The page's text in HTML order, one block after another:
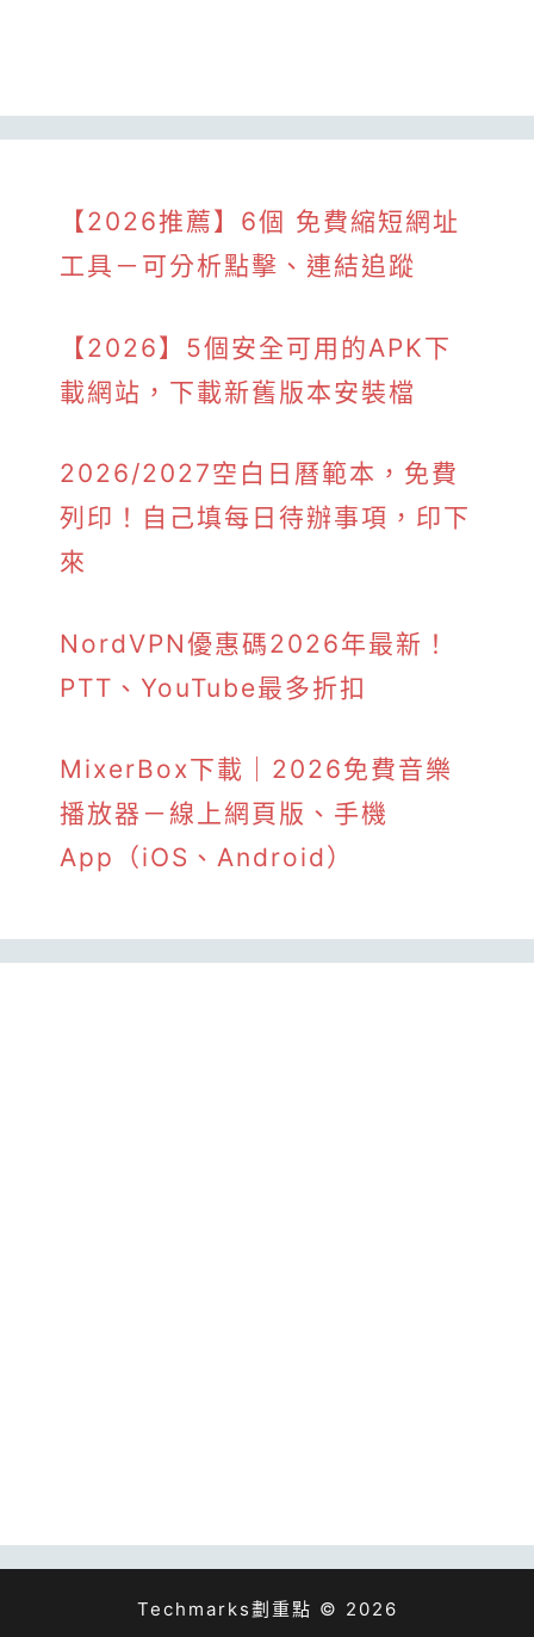
【2026推薦】6個 免費縮短網址
工具－可分析點擊、連結追蹤
【2026】5個安全可用的APK下
載網站，下載新舊版本安裝檔
2026/2027空白日曆範本，免費
列印！自己填每日待辦事項，印下
來
NordVPN優惠碼2026年最新！
PTT、YouTube最多折扣
MixerBox下載｜2026免費音樂
播放器－線上網頁版、手機
App（iOS、Android）
Techmarks劃重點 © 2026